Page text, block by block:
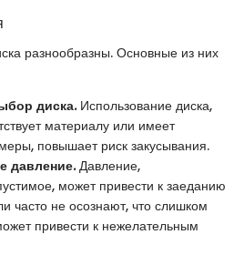
разнообразны. Основные из них
диска.Использование диска,
материалу или имеет
повышает риск закусывания.
давление.Давление,
может привести к заеданию
часто не осознают, что слишком
привести к нежелательным